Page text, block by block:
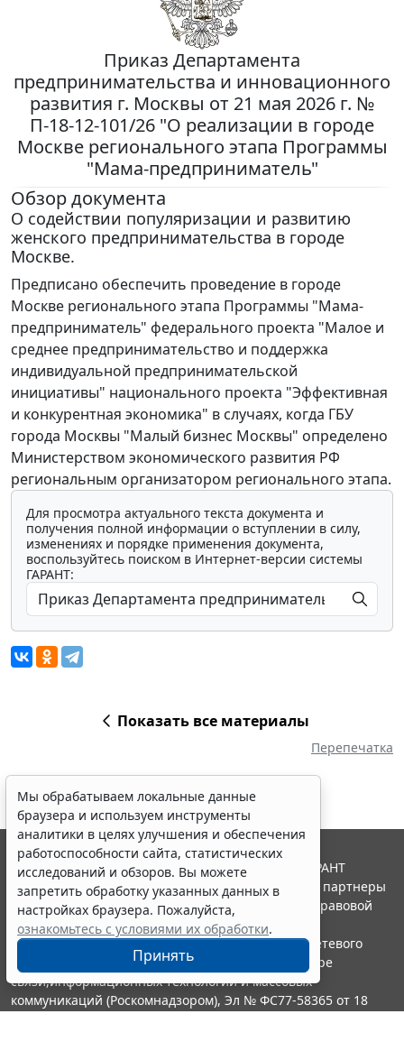
Приказ Департамента
предпринимательства и инновационного
развития г. Москвы от 21 мая 2026 г. №
П-18-12-101/26 "О реализации в городе
Москве регионального этапа Программы
"Мама-предприниматель"
Обзор документа
О содействии популяризации и развитию
женского предпринимательства в городе
Москве.
Предписано обеспечить проведение в городе
Москве регионального этапа Программы "Мама-
предприниматель" федерального проекта "Малое и
среднее предпринимательство и поддержка
индивидуальной предпринимательской
инициативы" национального проекта "Эффективная
и конкурентная экономика" в случаях, когда ГБУ
города Москвы "Малый бизнес Москвы" определено
Министерством экономического развития РФ
региональным организатором регионального этапа.
Для просмотра актуального текста документа и
получения полной информации о вступлении в силу,
изменениях и порядке применения документа,
воспользуйтесь поиском в Интернет-версии системы
ГАРАНТ:
Показать все материалы
Перепечатка
Мы обрабатываем локальные данные
браузера и используем инструменты
аналитики в целях улучшения и обеспечения
работоспособности сайта, статистических
исследований и обзоров. Вы можете
запретить обработку указанных данных в
настройках браузера. Пожалуйста,
ознакомьтесь с условиями их обработки.
Принять
© ООО "НПП "ГАРАНТ-СЕРВИС", 2026. Система ГАРАНТ
выпускается с 1990 года. Компания "Гарант" и ее партнеры
являются участниками Российской ассоциации правовой
информации ГАРАНТ.
Портал ГАРАНТ.РУ зарегистрирован в качестве сетевого
издания Федеральной службой по надзору в сфере
связи,информационных технологий и массовых
коммуникаций (Роскомнадзором), Эл № ФС77-58365 от 18